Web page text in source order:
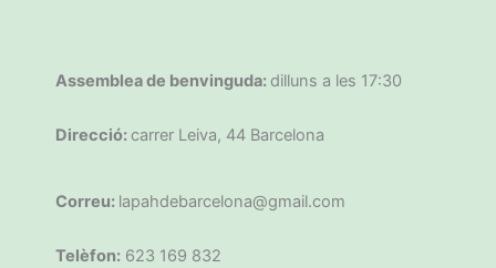
Assemblea de benvinguda: dilluns a les 17:30
Direcció: carrer Leiva, 44 Barcelona
Correu: lapahdebarcelona@gmail.com
Telèfon: 623 169 832